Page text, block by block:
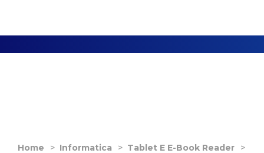
Home > Informatica > Tablet E E-Book Reader
>